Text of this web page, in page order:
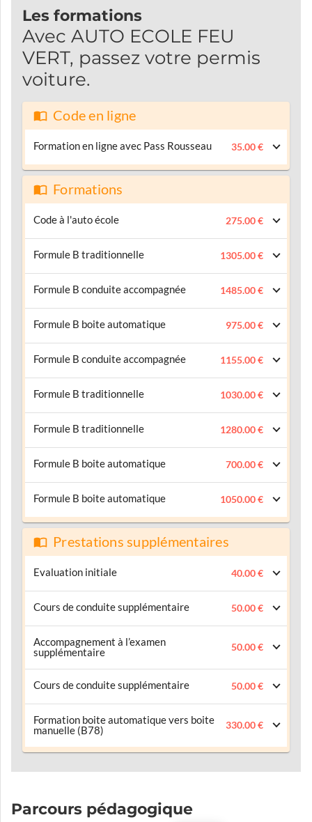
Les formations
Avec AUTO ECOLE FEU
VERT, passez votre permis
voiture.
Code en ligne
Formation en ligne avec Pass Rousseau 35.00 €
Formations
Code à l'auto école 275.00 €
Formule B traditionnelle 1305.00 €
Formule B conduite accompagnée 1485.00 €
Formule B boite automatique 975.00 €
Formule B conduite accompagnée 1155.00 €
Formule B traditionnelle 1030.00 €
Formule B traditionnelle 1280.00 €
Formule B boite automatique 700.00 €
Formule B boite automatique 1050.00 €
Prestations supplémentaires
Evaluation initiale 40.00 €
Cours de conduite supplémentaire 50.00 €
Accompagnement à l’examen
supplémentaire
50.00 €
Cours de conduite supplémentaire 50.00 €
Formation boite automatique vers boite
manuelle (B78)
330.00 €
Parcours pédagogique